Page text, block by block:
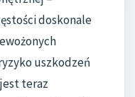
doskonale
uszkodzeń
teraz